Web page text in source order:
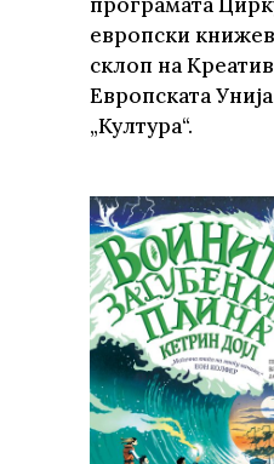
европски
склоп на
Европската
„Култура“.